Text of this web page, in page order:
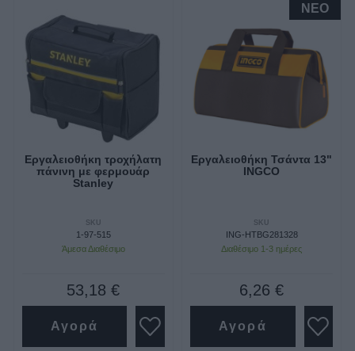
Εργαλειοθήκη τροχήλατη
πάνινη με φερμουάρ
Stanley
SKU
1-97-515
Άμεσα Διαθέσιμο
53,18 €
Αγορά
NEO
Εργαλειοθήκη Τσάντα 13"
INGCO
SKU
ING-HTBG281328
Διαθέσιμο 1-3 ημέρες
6,26 €
Αγορά